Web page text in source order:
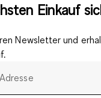
Einkauf
Newsletter und